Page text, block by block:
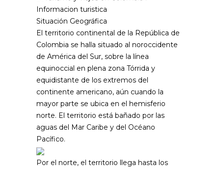
Situación Geográfica
El territorio continental de la República de
Colombia se halla situado al noroccidente
de América del Sur, sobre la línea
equinoccial en plena zona Tórrida y
equidistante de los extremos del
continente americano, aún cuando la
mayor parte se ubica en el hemisferio
norte. El territorio está bañado por las
aguas del Mar Caribe y del Océano
Pacífico.
Por el norte, el territorio llega hasta los